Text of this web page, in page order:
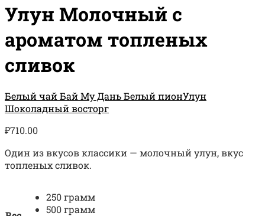
Улун Молочный с
ароматом топленых
сливок
Белый чай Бай Му Дань Белый пионУлун
Шоколадный восторг
₽710.00
Один из вкусов классики — молочный улун, вкус
топленых сливок.
250 грамм
500 грамм